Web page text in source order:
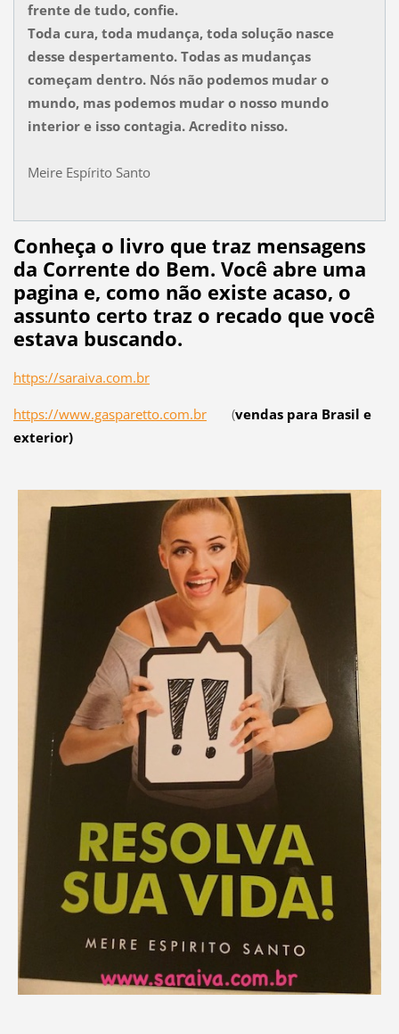
frente de tudo, confie.
Toda cura, toda mudança, toda solução nasce
desse despertamento. Todas as mudanças
começam dentro. Nós não podemos mudar o
mundo, mas podemos mudar o nosso mundo
interior e isso contagia. Acredito nisso.
Meire Espírito Santo
Conheça o livro que traz mensagens
da Corrente do Bem. Você abre uma
pagina e, como não existe acaso, o
assunto certo traz o recado que você
estava buscando.
https://saraiva.com.br
https://www.gasparetto.com.br(vendas para Brasil e
exterior)